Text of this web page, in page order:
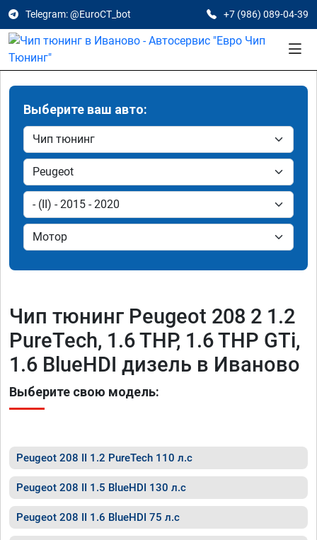
Telegram: @EuroCT_bot +7 (986) 089-04-39
Выберите ваш авто:
Чип тюнинг Peugeot 208 2 1.2
PureTech, 1.6 THP, 1.6 THP GTi,
1.6 BlueHDI дизель в Иваново
Выберите свою модель:
Peugeot 208 II 1.2 PureTech 110 л.с
Peugeot 208 II 1.5 BlueHDI 130 л.с
Peugeot 208 II 1.6 BlueHDI 75 л.с